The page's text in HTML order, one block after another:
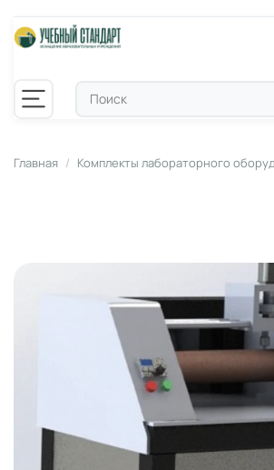
Главная Комплекты лабораторного